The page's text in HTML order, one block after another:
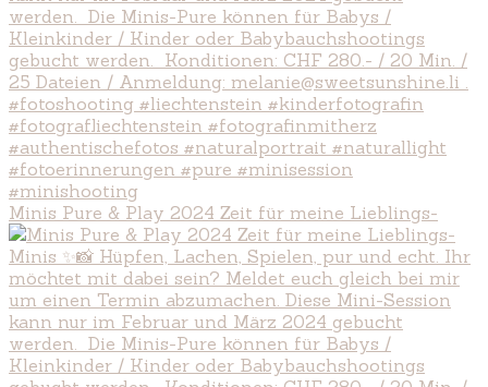
Minis Pure & Play 2024 Zeit für meine Lieblings-